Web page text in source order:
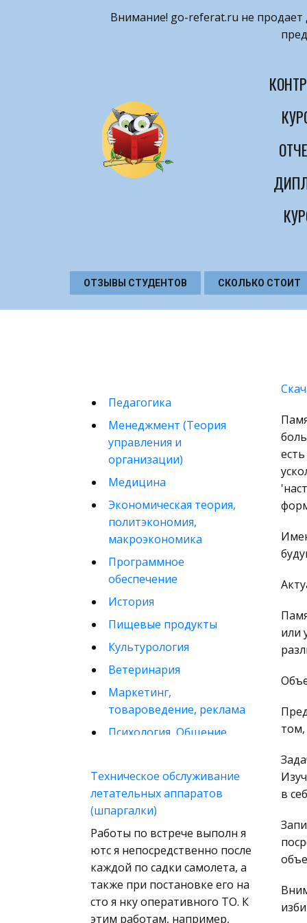
Внимание! ​go-referat.ru не продает
ОТЗЫВЫ СТУДЕНТОВ СКОЛЬКО СТОИТ
Педагогика
Менеджмент (Теория
управления и
организации)
Медицина
Экономическая теория,
политэкономия,
макроэкономика
Программное
обеспечение
История
Пищевые продукты
Культурология
Ветеринария
Маркетинг,
товароведение, реклама
Психология, Общение,
Математика
Финансовое право
Музыка
Международные
экономические и
валютно-кредитные
отношения
Конституционное
Техническое обслуживание
летательных аппаратов
(шпаргалки)
Работы по встрече выполн я
ютс я непосредственно после
каждой по садки самолета, а
также при постановке его на
сто я нку оперативного ТО. К
этим работам, например,
или
в